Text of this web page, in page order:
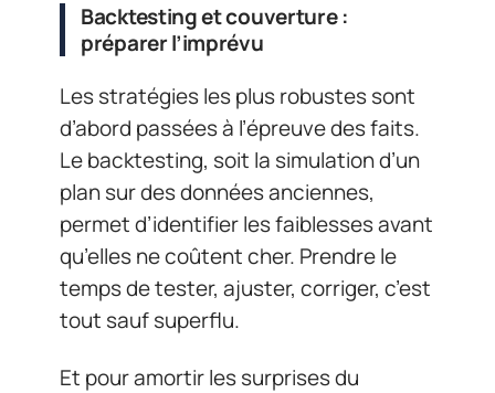
Backtesting et couverture :
préparer l’imprévu
Les stratégies les plus robustes sont
d’abord passées à l’épreuve des faits.
Le backtesting, soit la simulation d’un
plan sur des données anciennes,
permet d’identifier les faiblesses avant
qu’elles ne coûtent cher. Prendre le
temps de tester, ajuster, corriger, c’est
tout sauf superflu.
Et pour amortir les surprises du